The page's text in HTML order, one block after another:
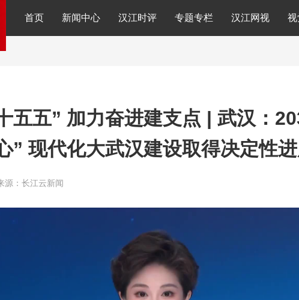
首页 新闻中心 汉江时评 专题专栏 汉江网视 视
五五” 加力奋进建支点 | 武汉：
” 现代化大武汉建设取得决定性
：长江云新闻